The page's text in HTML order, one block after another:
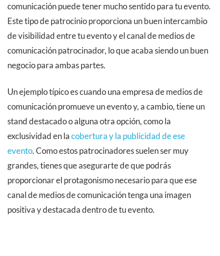
comunicación puede tener mucho sentido para tu evento.
Este tipo de patrocinio proporciona un buen intercambio
de visibilidad entre tu evento y el canal de medios de
comunicación patrocinador, lo que acaba siendo un buen
negocio para ambas partes.
Un ejemplo típico es cuando una empresa de medios de
comunicación promueve un evento y, a cambio, tiene un
stand destacado o alguna otra opción, como la
exclusividad en lacobertura y la publicidad de ese
evento. Como estos patrocinadores suelen ser muy
grandes, tienes que asegurarte de que podrás
proporcionar el protagonismo necesario para que ese
canal de medios de comunicación tenga una imagen
positiva y destacada dentro de tu evento.